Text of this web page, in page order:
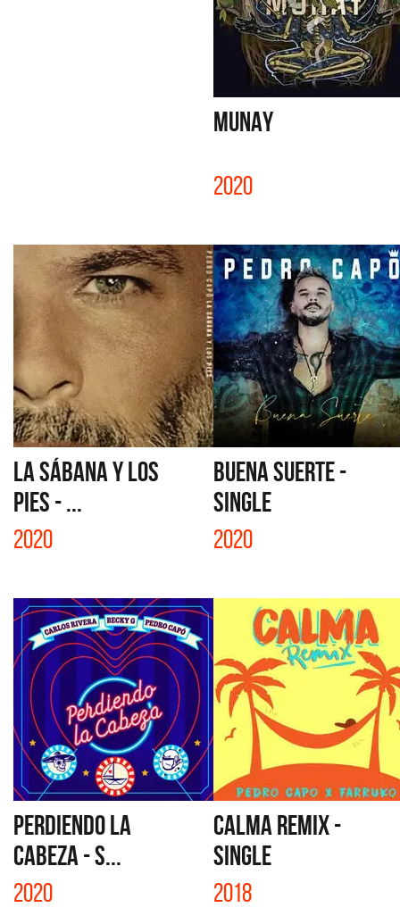
MUNAY
2020
LA SÁBANA Y LOS
PIES - ...
2020
BUENA SUERTE -
SINGLE
2020
PERDIENDO LA
CABEZA - S...
2020
CALMA REMIX -
SINGLE
2018